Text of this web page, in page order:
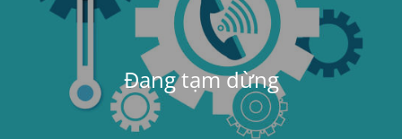
Đang tạm dừng